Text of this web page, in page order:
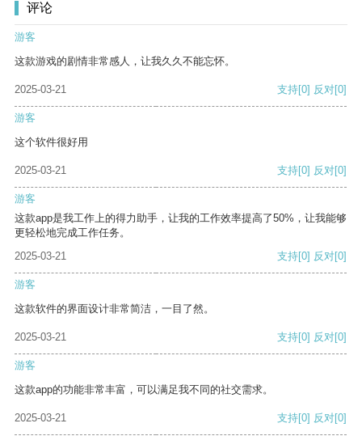
评论
游客
这款游戏的剧情非常感人，让我久久不能忘怀。
2025-03-21 支持[0] 反对[0]
游客
这个软件很好用
2025-03-21 支持[0] 反对[0]
游客
这款app是我工作上的得力助手，让我的工作效率提高了50%，让我能够
更轻松地完成工作任务。
2025-03-21
支持[0] 反对[0]
游客
这款软件的界面设计非常简洁，一目了然。
2025-03-21 支持[0] 反对[0]
游客
这款app的功能非常丰富，可以满足我不同的社交需求。
2025-03-21 支持[0] 反对[0]